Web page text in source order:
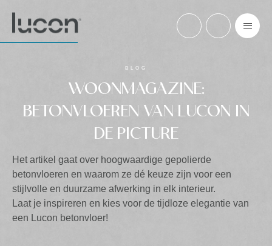
BLOG
WOONMAGAZINE:
BETONVLOEREN VAN LUCON IN
DE PICTURE
Het artikel gaat over hoogwaardige gepolierde
betonvloeren en waarom ze dé keuze zijn voor een
stijlvolle en duurzame afwerking in elk interieur.
Laat je inspireren en kies voor de tijdloze elegantie van
een Lucon betonvloer!